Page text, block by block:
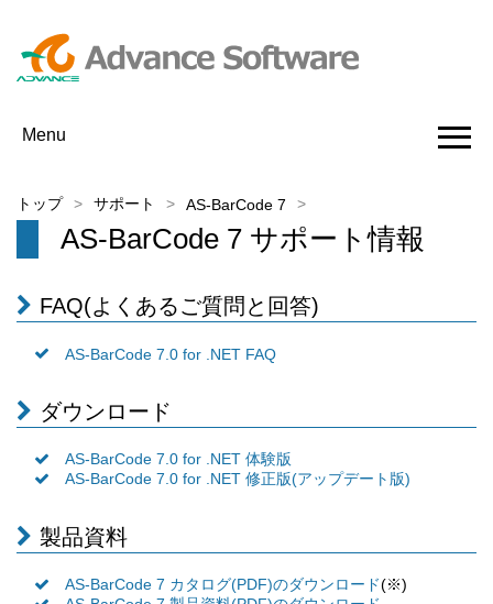
Menu
トップ サポート AS-BarCode 7
AS-BarCode 7 サポート情報
FAQ(よくあるご質問と回答)
AS-BarCode 7.0 for .NET FAQ
ダウンロード
AS-BarCode 7.0 for .NET 体験版
AS-BarCode 7.0 for .NET 修正版(アップデート版)
製品資料
AS-BarCode 7 カタログ(PDF)のダウンロード(※)